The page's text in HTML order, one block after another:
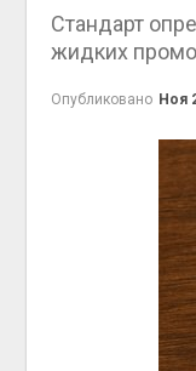
Стандарт
жидких
Опубликовано Ноя
пены
Авг 7, 2026